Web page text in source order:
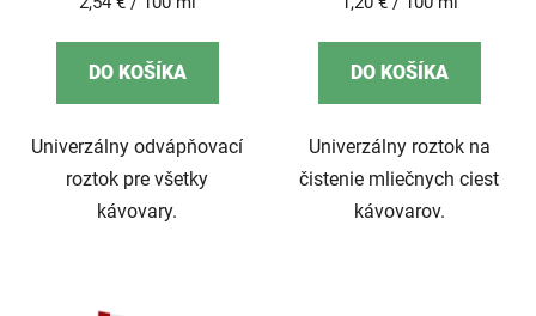
DO KOŠÍKA
Univerzálny odvápňovací
roztok pre všetky
kávovary.
DO KOŠÍKA
Univerzálny roztok na
čistenie mliečnych ciest
kávovarov.